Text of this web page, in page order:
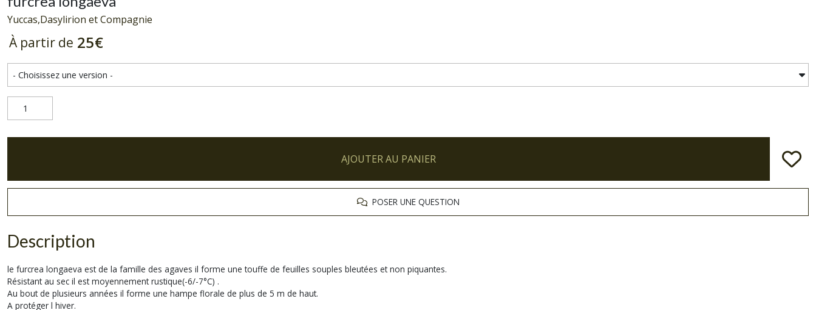
Yuccas,Dasylirion et Compagnie
À partir de 25€
AJOUTER AU PANIER
POSER UNE QUESTION
Description
le furcrea longaeva est de la famille des agaves il forme une touffe de feuilles souples bleutées et non piquantes.
Résistant au sec il est moyennement rustique(-6/-7°C) .
Au bout de plusieurs années il forme une hampe florale de plus de 5 m de haut.
A protéger l hiver.